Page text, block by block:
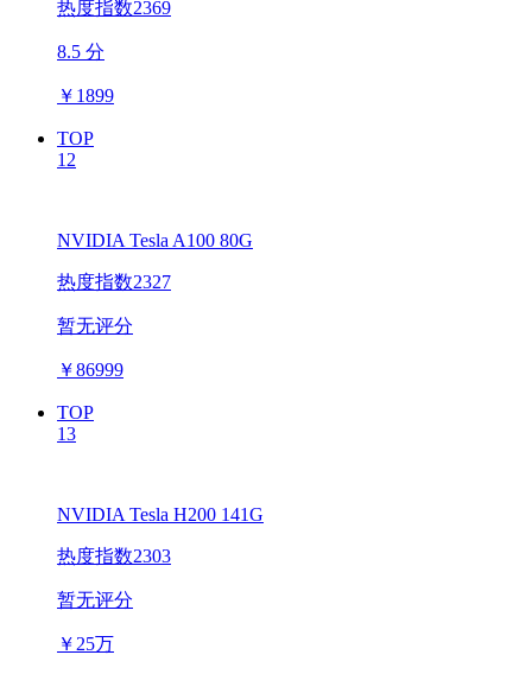
热度指数2369
8.5 分
￥ 1899
TOP
12
NVIDIA Tesla A100 80G
热度指数2327
暂无评分
￥86999
TOP
13
NVIDIA Tesla H200 141G
热度指数2303
暂无评分
￥ 25万